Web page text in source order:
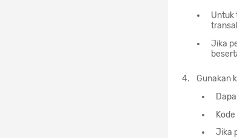
Untuk
Jika
Gunakan
Jika